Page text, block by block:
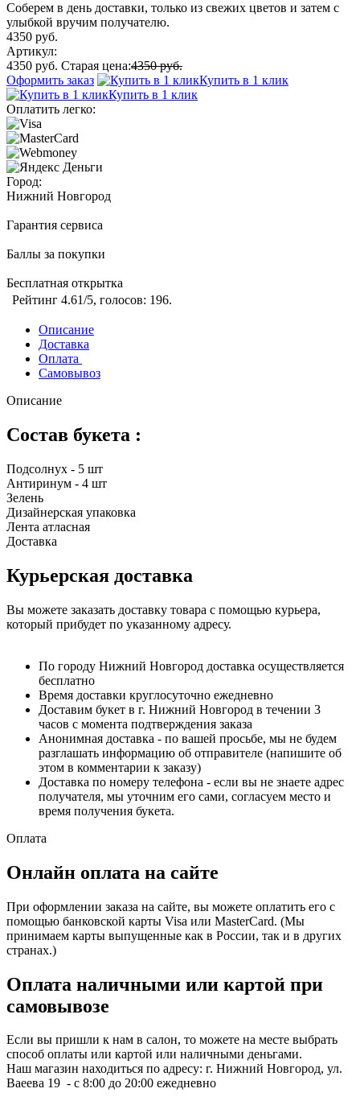
Соберем в день доставки, только из свежих цветов и затем с
улыбкой вручим получателю.
4350 руб.
Артикул:
4350 руб. Старая цена:4350 руб.
Оформить заказ
Купить в 1 клик
Купить в 1 клик
Оплатить легко:
Город:
Нижний Новгород
Гарантия сервиса
Баллы за покупки
Бесплатная открытка
Рейтинг 4.61/5, голосов: 196.
Описание
Доставка
Оплата
Самовывоз
Описание
Состав букета :
Подсолнух - 5 шт
Антиринум - 4 шт
Зелень
Дизайнерская упаковка
Лента атласная
Доставка
Курьерская доставка
Вы можете заказать доставку товара с помощью курьера,
который прибудет по указанному адресу.
По городу Нижний Новгород доставка осуществляется
бесплатно
Время доставки круглосуточно ежедневно
Доставим букет в г. Нижний Новгород в течении 3
часов с момента подтверждения заказа
Анонимная доставка - по вашей просьбе, мы не будем
разглашать информацию об отправителе (напишите об
этом в комментарии к заказу)
Доставка по номеру телефона - если вы не знаете адрес
получателя, мы уточним его сами, согласуем место и
время получения букета.
Оплата
Онлайн оплата на сайте
При оформлении заказа на сайте, вы можете оплатить его с
помощью банковской карты Visa или MasterCard. (Мы
принимаем карты выпущенные как в России, так и в других
странах.)
Оплата наличными или картой при
самовывозе
Если вы пришли к нам в салон, то можете на месте выбрать
способ оплаты или картой или наличными деньгами.
Наш магазин находиться по адресу: г. Нижний Новгород, ул.
Ваеева 19 - с 8:00 до 20:00 ежедневно